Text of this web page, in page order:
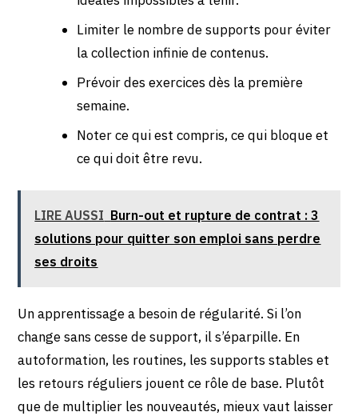
Limiter le nombre de supports pour éviter
la collection infinie de contenus.
Prévoir des exercices dès la première
semaine.
Noter ce qui est compris, ce qui bloque et
ce qui doit être revu.
LIRE AUSSI Burn-out et rupture de contrat : 3
solutions pour quitter son emploi sans perdre
ses droits
Un apprentissage a besoin de régularité. Si l’on
change sans cesse de support, il s’éparpille. En
autoformation, les routines, les supports stables et
les retours réguliers jouent ce rôle de base. Plutôt
que de multiplier les nouveautés, mieux vaut laisser